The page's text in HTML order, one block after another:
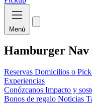
Menú
Hamburger Nav
Reservas Domicilios o
Experiencias
Conózcanos Impacto y
Bonos de regalo Noticias